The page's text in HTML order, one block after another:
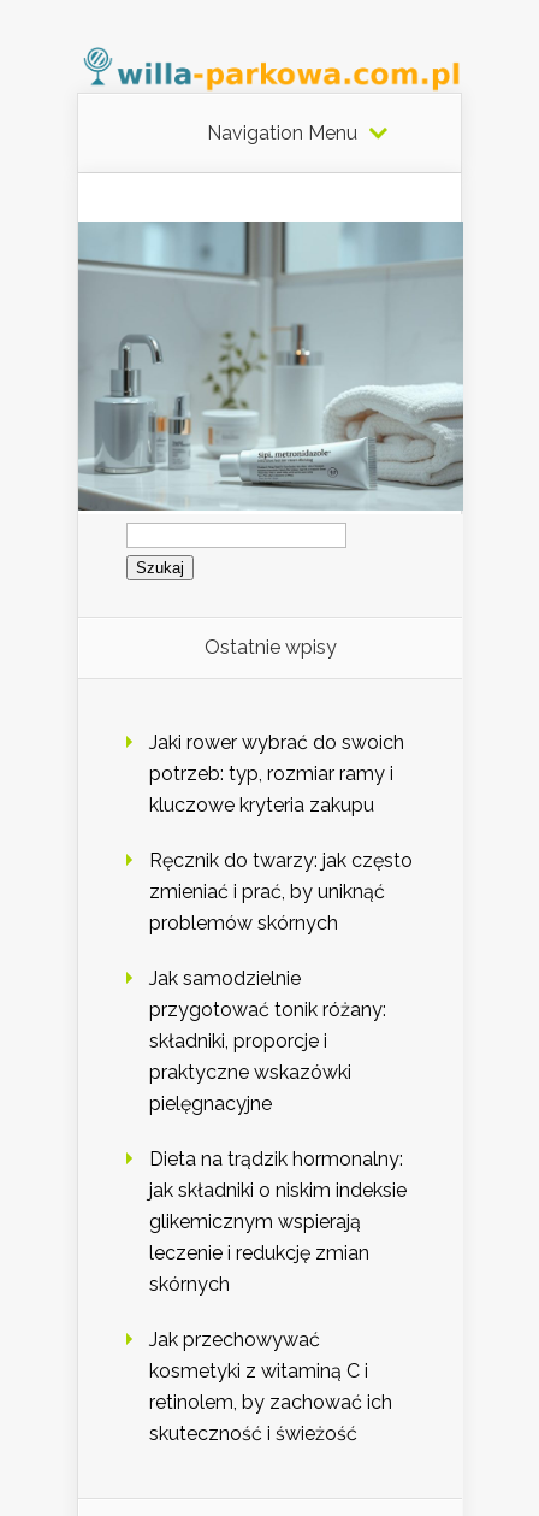
Navigation Menu
Szukaj:
Ostatnie wpisy
Jaki rower wybrać do swoich
potrzeb: typ, rozmiar ramy i
kluczowe kryteria zakupu
Ręcznik do twarzy: jak często
zmieniać i prać, by uniknąć
problemów skórnych
Jak samodzielnie
przygotować tonik różany:
składniki, proporcje i
praktyczne wskazówki
pielęgnacyjne
Dieta na trądzik hormonalny:
jak składniki o niskim indeksie
glikemicznym wspierają
leczenie i redukcję zmian
skórnych
Jak przechowywać
kosmetyki z witaminą C i
retinolem, by zachować ich
skuteczność i świeżość